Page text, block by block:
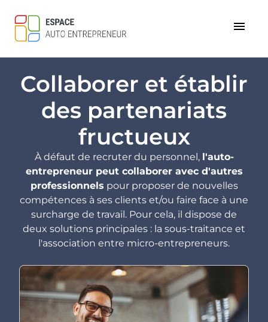
menu
Collaborer et établir
des partenariats
fructueux
À défaut de recruter du personnel, l'auto-
entrepreneur peut collaborer avec d'autres
professionnels pour proposer de nouvelles
compétences à ses clients et/ou faire face à une
surcharge de travail. Pour cela, il dispose de
deux solutions principales : la sous-traitance et
l'association entre micro-entrepreneurs.